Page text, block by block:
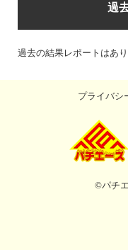
過
過去の結果レポートはあり
プライバシ
©パチ